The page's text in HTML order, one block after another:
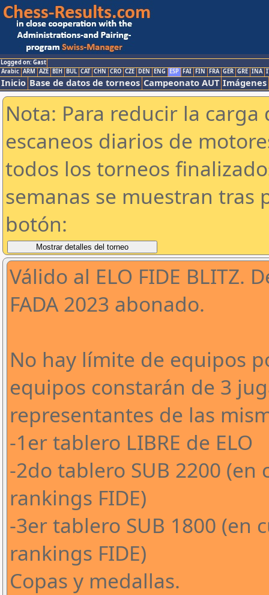
Logged on: Gast
Arabic ARM AZE BIH BUL CAT CHN CRO CZE DEN ENG ESP FAI FIN FRA GER GRE INA
Inicio Base de datos de torneos Campeonato AUT Imágenes
Nota: Para reducir la
escaneos diarios de
todos los torneos
semanas se muestran tras
botón:
Válido al ELO FIDE BLITZ.
FADA 2023 abonado.
No hay límite de equipos
equipos constarán de 3
representantes de las
-1er tablero LIBRE de ELO
-2do tablero SUB 2200 (en
rankings FIDE)
-3er tablero SUB 1800 (en
rankings FIDE)
Copas y medallas.